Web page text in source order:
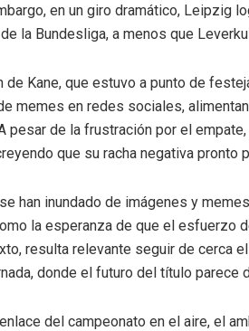
en un giro dramático, Leipzig
la Bundesliga, a menos que
de Kane, que estuvo a punto de
memes en redes sociales,
pesar de la frustración por el
que su racha negativa pronto
han inundado de imágenes y
la esperanza de que el esfuerzo
resulta relevante seguir de cerca
donde el futuro del título parece
del campeonato en el aire, el